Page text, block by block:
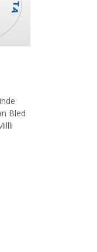
Bled